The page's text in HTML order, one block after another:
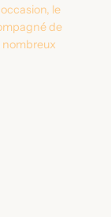
le
de
nombreux